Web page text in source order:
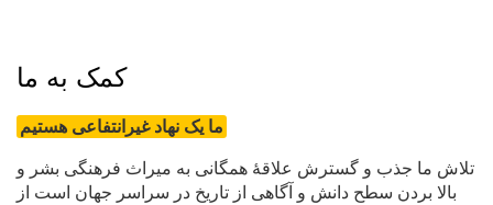
کمک به ما
ما یک نهاد غیرانتفاعی هستیم
تلاش ما جذب و گسترش علاقۀ همگانی به میراث فرهنگی بشر و
بالا بردن سطح دانش و آگاهی از تاریخ در سراسر جهان است از